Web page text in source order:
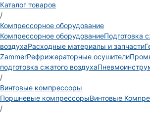
Каталог товаров
/
Компрессорное оборудование
Компрессорное оборудованиеПодготовка
воздухаРасходные материалы и запчасти
ZammerРефрижераторные осушители
подготовка сжатого воздуха
/
Винтовые компрессоры
Поршневые компрессорыВинтовые
/